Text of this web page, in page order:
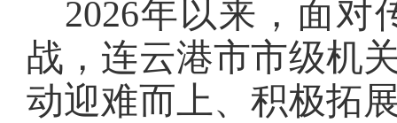
2026年以来，面
战，连云港市市级机
动迎难而上、积极拓